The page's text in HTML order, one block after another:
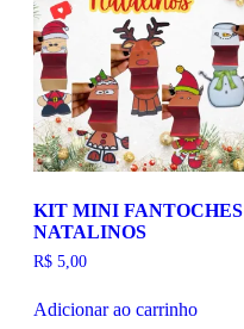
KIT MINI FANTOCHES
NATALINOS
R$ 5,00
Adicionar ao carrinho